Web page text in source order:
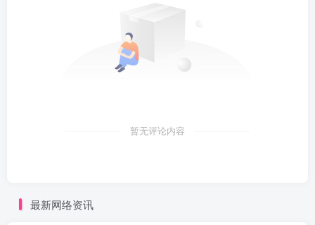
暂无评论内容
最新网络资讯